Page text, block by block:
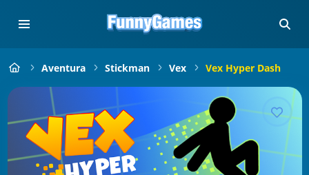
Aventura Stickman Vex Vex Hyper Dash